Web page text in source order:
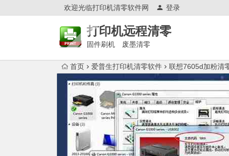
欢迎光临打印机清零软件网 登录
打印机远程清零
固件刷机 废墨清零
首页 爱普生打印机清零软件 联想7605d加粉清